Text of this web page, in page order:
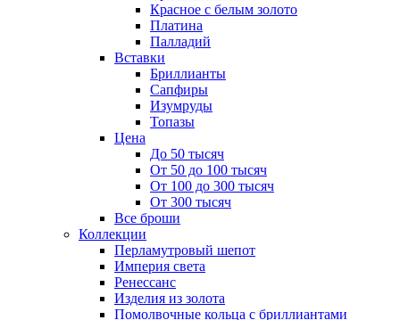
Красное с белым золото
Платина
Палладий
Вставки
Бриллианты
Сапфиры
Изумруды
Топазы
Цена
До 50 тысяч
От 50 до 100 тысяч
От 100 до 300 тысяч
От 300 тысяч
Все броши
Коллекции
Перламутровый шепот
Империя света
Ренессанс
Изделия из золота
Помолвочные кольца с бриллиантами